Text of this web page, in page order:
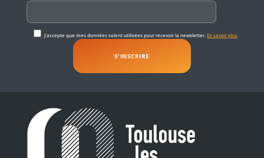
J'accepte que mes données soient utilisées pour recevoir la newsletter.En savoir plus